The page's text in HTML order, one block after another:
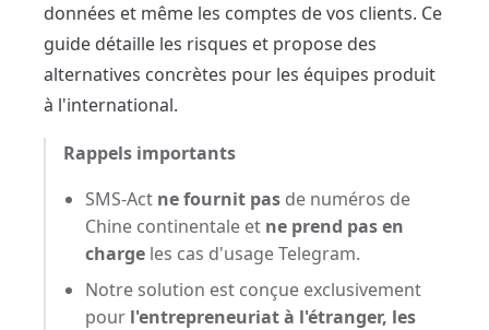
données et même les comptes de vos clients. Ce
guide détaille les risques et propose des
alternatives concrètes pour les équipes produit
à l'international.
Rappels importants
SMS-Act ne fournit pas de numéros de
Chine continentale et ne prend pas en
charge les cas d'usage Telegram.
Notre solution est conçue exclusivement
pour l'entrepreneuriat à l'étranger, les